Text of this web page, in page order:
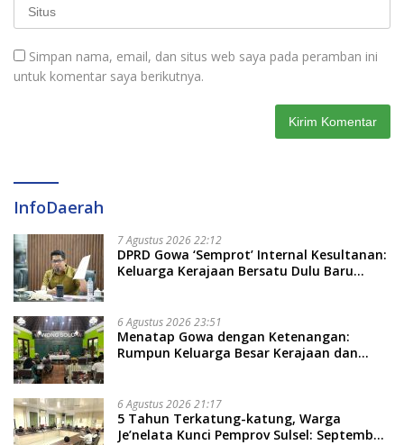
Simpan nama, email, dan situs web saya pada peramban ini
untuk komentar saya berikutnya.
InfoDaerah
7 Agustus 2026 22:12
DPRD Gowa ‘Semprot’ Internal Kesultanan:
Keluarga Kerajaan Bersatu Dulu Baru
6 Agustus 2026 23:51
Menatap Gowa dengan Ketenangan:
Rumpun Keluarga Besar Kerajaan dan
Soal Adat dan Adab
6 Agustus 2026 21:17
5 Tahun Terkatung-katung, Warga
Je’nelata Kunci Pemprov Sulsel: September